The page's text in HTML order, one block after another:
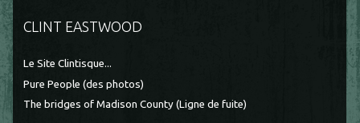
CLINT EASTWOOD
Le Site Clintisque...
Pure People (des photos)
The bridges of Madison County (Ligne de fuite)